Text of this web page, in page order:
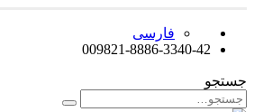
فارسی
009821-8886-3340-42
جستجو